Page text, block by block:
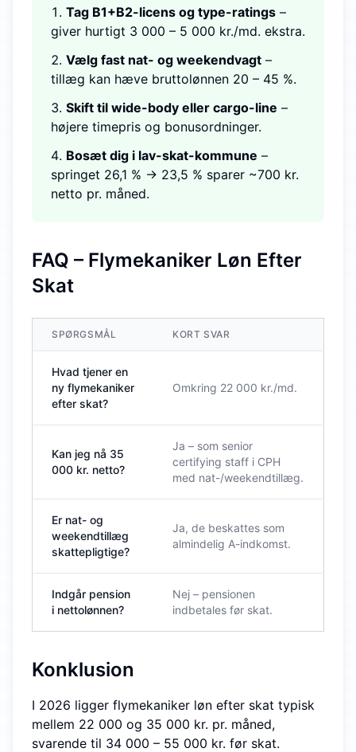
Tag B1+B2-licens og type-ratings –
giver hurtigt 3 000 – 5 000 kr./md. ekstra.
Vælg fast nat- og weekendvagt –
tillæg kan hæve bruttolønnen 20 – 45 %.
Skift til wide-body eller cargo-line –
højere timepris og bonusordninger.
Bosæt dig i lav-skat-kommune –
springet 26,1 % → 23,5 % sparer ~700 kr.
netto pr. måned.
FAQ – Flymekaniker Løn Efter
Skat
SPØRGSMÅL KORT SVAR
Hvad tjener en
ny flymekaniker
efter skat?
Omkring 22 000 kr./md.
Kan jeg nå 35
000 kr. netto?
Ja – som senior
certifying staff i CPH
med nat-/weekendtillæg.
Er nat- og
weekendtillæg
skattepligtige?
Ja, de beskattes som
almindelig A-indkomst.
Indgår pension
i nettolønnen?
Nej – pensionen
indbetales før skat.
Konklusion
I 2026 ligger flymekaniker løn efter skat typisk
mellem 22 000 og 35 000 kr. pr. måned,
svarende til 34 000 – 55 000 kr. før skat.